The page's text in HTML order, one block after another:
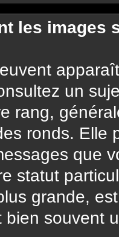
les images
un
rang,
ronds. Elle
que
statut
grande,
bien souvent